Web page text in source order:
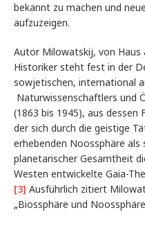
bekannt zu machen und
aufzuzeigen.
Autor Milowatskij, von Haus
Historiker steht fest in der
sowjetischen, international
Naturwissenschaftlers und
(1863 bis 1945), aus dessen
der sich durch die geistige
erhebenden Noossphäre
planetarischer Gesamtheit
Westen entwickelte Gaia-
[3] Ausführlich zitiert
„Biossphäre und